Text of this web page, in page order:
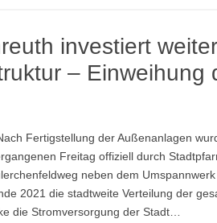
investiert
– Einweihung
Fertigstellung der Außenanlagen
Freitag offiziell durch
neben dem
2021 die stadtweite Verteilung der
die Stromversorgung der Stadt…